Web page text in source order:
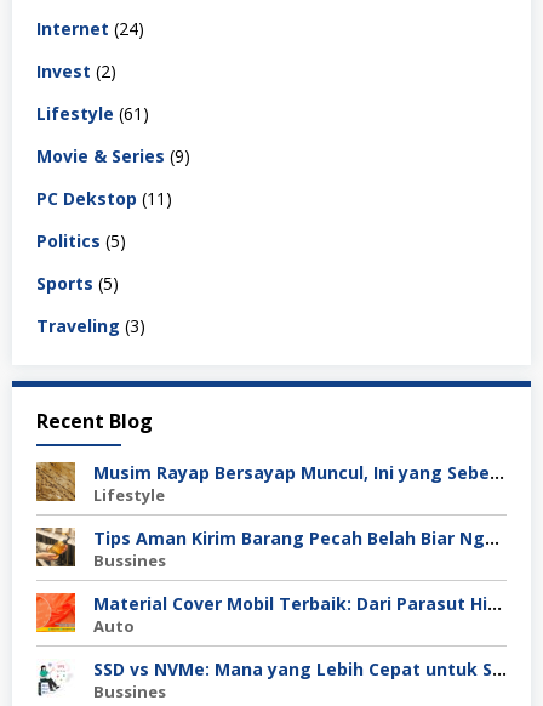
Internet (24)
Invest (2)
Lifestyle (61)
Movie & Series (9)
PC Dekstop (11)
Politics (5)
Sports (5)
Traveling (3)
Recent Blog
Musim Rayap Bersayap Muncul, Ini yang Sebenarnya Terjadi
Lifestyle
Tips Aman Kirim Barang Pecah Belah Biar Nggak Retak di Perjalanan
Bussines
Material Cover Mobil Terbaik: Dari Parasut Hingga Polyester, Mana Pilihan Tepat untuk Kamu?
Auto
SSD vs NVMe: Mana yang Lebih Cepat untuk Server Anda?
Bussines